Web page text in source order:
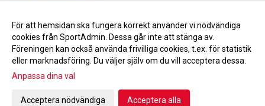
Seger mot AIK. 2018-02-03
Ida " Bengan " Bengtsson är klar för 2020 !
Gå till Webbversion
För att hemsidan ska fungera korrekt använder vi nödvändiga
cookies från SportAdmin. Dessa går inte att stänga av.
Föreningen kan också använda frivilliga cookies, t.ex. för statistik
eller marknadsföring. Du väljer själv om du vill acceptera dessa.
Anpassa dina val
Acceptera nödvändiga Acceptera alla